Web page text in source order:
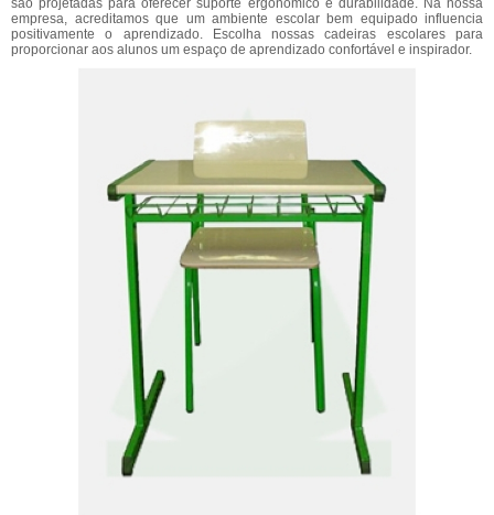
são projetadas para oferecer suporte ergonômico e durabilidade. Na nossa
empresa, acreditamos que um ambiente escolar bem equipado influencia
positivamente o aprendizado. Escolha nossas cadeiras escolares para
proporcionar aos alunos um espaço de aprendizado confortável e inspirador.